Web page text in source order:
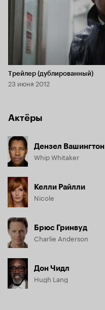
Длительность 2 мин
Трейлер (дублированный)
23 июня 2012
Актёры
Дензел Вашингтон
Whip Whitaker
Келли Райлли
Nicole
Брюс Гринвуд
Charlie Anderson
Дон Чидл
Hugh Lang